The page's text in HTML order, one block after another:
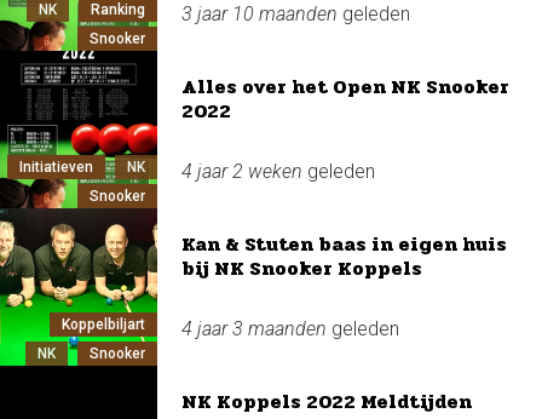
NK
Ranking
Snooker
3 jaar 10 maanden geleden
Initiatieven
NK
Snooker
Alles over het Open NK Snooker
2022
4 jaar 2 weken geleden
Koppelbiljart
NK
Snooker
Kan & Stuten baas in eigen huis
bij NK Snooker Koppels
4 jaar 3 maanden geleden
NK Koppels 2022 Meldtijden